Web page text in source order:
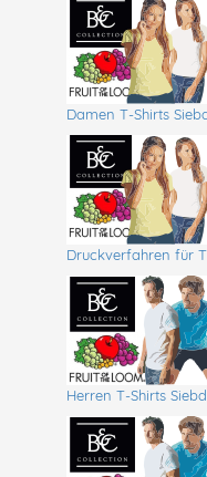
Damen T-Shirts
Druckverfahren für
Herren T-Shirts